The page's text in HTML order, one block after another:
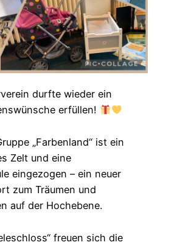
durfte wieder ein
erfüllen!
„Farbenland“ ist ein
Zelt und eine
eingezogen – ein neuer
zum Träumen und
auf der Hochebene.
freuen sich die